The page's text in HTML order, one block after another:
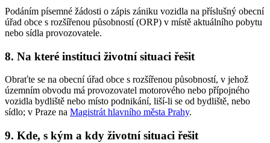
Podáním písemné žádosti o zápis zániku vozidla na příslušný obecní
úřad obce s rozšířenou působností (ORP) v místě aktuálního pobytu
nebo sídla provozovatele.
8. Na které instituci životní situaci řešit
Obraťte se na obecní úřad obce s rozšířenou působností, v jehož
územním obvodu má provozovatel motorového nebo přípojného
vozidla bydliště nebo místo podnikání, liší-li se od bydliště, nebo
sídlo; v Praze na Magistrát hlavního města Prahy.
9. Kde, s kým a kdy životní situaci řešit